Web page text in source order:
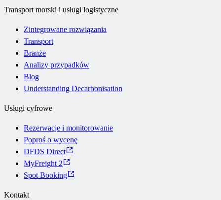
Transport morski i usługi logistyczne
Zintegrowane rozwiązania
Transport
Branże
Analizy przypadków
Blog
Understanding Decarbonisation
Usługi cyfrowe
Rezerwacje i monitorowanie
Poproś o wycenę
DFDS Direct
MyFreight 2
Spot Booking
Kontakt